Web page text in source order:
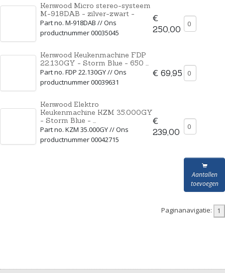
Kenwood Micro stereo-systeem
M-918DAB - zilver-zwart -
Part no. M-918DAB // Ons
productnummer 00035045
€
250,00
Kenwood Keukenmachine FDP
22.130GY - Storm Blue - 650 ...
Part no. FDP 22.130GY // Ons
productnummer 00039631
€ 69,95
Kenwood Elektro
Keukenmachine KZM 35.000GY
- Storm Blue - ...
Part no. KZM 35.000GY // Ons
productnummer 00042715
€
239,00
Aantallen
toevoegen
Paginanavigatie: